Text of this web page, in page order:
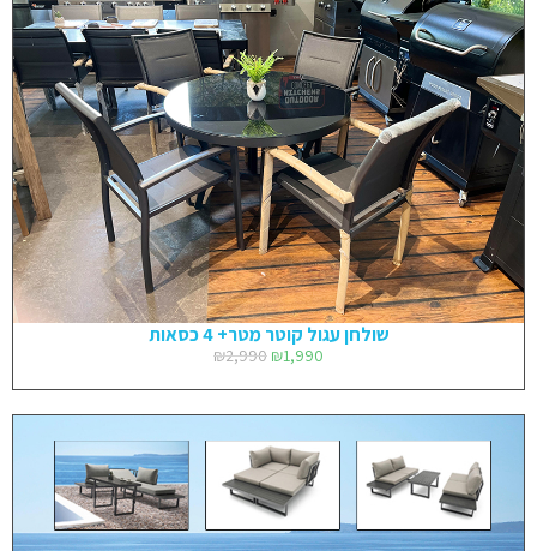
שולחן עגול קוטר מטר+ 4 כסאות
₪2,990 ₪1,990